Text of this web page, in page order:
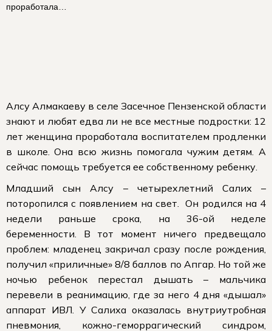
проработала…
Алсу Алмакаеву в селе Засечное Пензенской области
знают и любят едва ли не все местные подростки: 12
лет женщина проработала воспитателем продленки
в школе. Она всю жизнь помогала чужим детям. А
сейчас помощь требуется ее собственному ребенку.
Младший сын Алсу – четырехлетний Салих –
поторопился с появлением на свет. Он родился на 4
недели раньше срока, на 36-ой неделе
беременности. В тот момент ничего предвещало
проблем: младенец закричал сразу после рождения,
получил «приличные» 8/8 баллов по Апгар. Но той же
ночью ребенок перестал дышать – мальчика
перевели в реанимацию, где за него 4 дня «дышал»
аппарат ИВЛ. У Салиха оказалась внутриутробная
пневмония, кожно-геморрагический синдром,